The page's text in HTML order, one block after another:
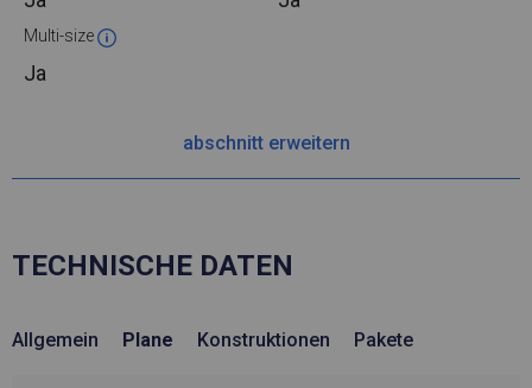
Multi-size
Ja
abschnitt erweitern
TECHNISCHE DATEN
Allgemein Plane Konstruktionen Pakete